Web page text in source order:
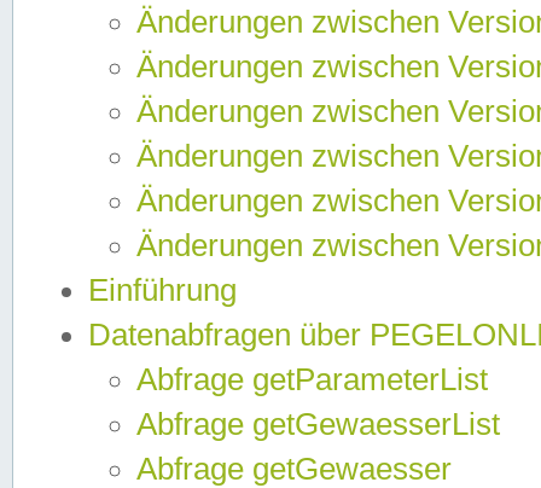
Änderungen zwischen
Änderungen zwischen
Änderungen zwischen
Änderungen zwischen
Änderungen zwischen
Änderungen zwischen
Einführung
Datenabfragen über
Abfrage getParameterList
Abfrage getGewaesserList
Abfrage getGewaesser